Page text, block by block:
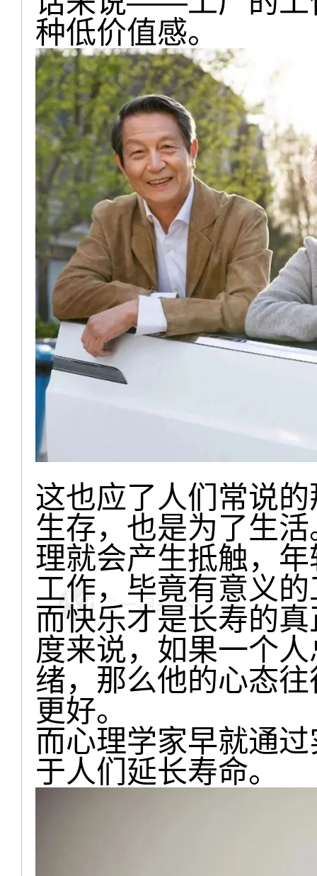
种低价值感。
这也应了人们常说
生存，也是为了生
理就会产生抵触，
工作，毕竟有意义
而快乐才是长寿的
度来说，如果一个
绪，那么他的心态
更好。
而心理学家早就通
于人们延长寿命。